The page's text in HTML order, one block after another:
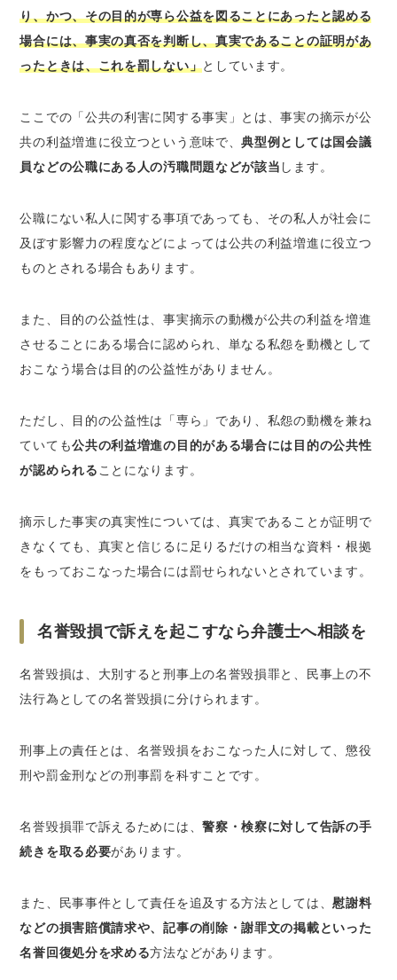
り、かつ、その目的が専ら公益を図ることにあったと認める
場合には、事実の真否を判断し、真実であることの証明があ
ったときは、これを罰しない」としています。
ここでの「公共の利害に関する事実」とは、事実の摘示が公
共の利益増進に役立つという意味で、典型例としては国会議
員などの公職にある人の汚職問題などが該当 します。
公職にない私人に関する事項であっても、その私人が社会に
及ぼす影響力の程度などによっては公共の利益増進に役立つ
ものとされる場合もあります。
また、目的の公益性は、事実摘示の動機が公共の利益を増進
させることにある場合に認められ、単なる私怨を動機として
おこなう場合は目的の公益性がありません。
ただし、目的の公益性は「専ら」であり、私怨の動機を兼ね
ていても公共の利益増進の目的がある場合には目的の公共性
が認められる ことになります。
摘示した事実の真実性については、真実であることが証明で
きなくても、真実と信じるに足りるだけの相当な資料・根拠
をもっておこなった場合には罰せられないとされています。
名誉毀損で訴えを起こすなら弁護士へ相談を
名誉毀損は、大別すると刑事上の名誉毀損罪と、民事上の不
法行為としての名誉毀損に分けられます。
刑事上の責任とは、名誉毀損をおこなった人に対して、懲役
刑や罰金刑などの刑事罰を科すことです。
名誉毀損罪で訴えるためには、警察・検察に対して告訴の手
続きを取る必要があります。
また、民事事件として責任を追及する方法としては、慰謝料
などの損害賠償請求や、記事の削除・謝罪文の掲載といった
名誉回復処分を求める方法などがあります。